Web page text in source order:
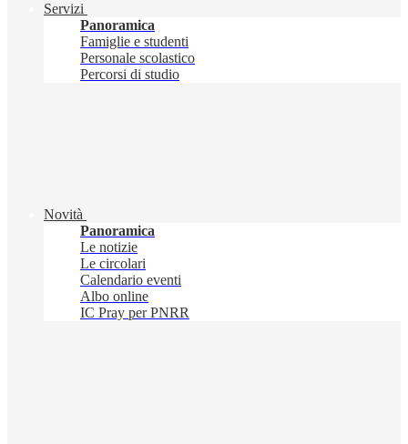
Servizi
Panoramica
Famiglie e studenti
Personale scolastico
Percorsi di studio
Novità
Panoramica
Le notizie
Le circolari
Calendario eventi
Albo online
IC Pray per PNRR